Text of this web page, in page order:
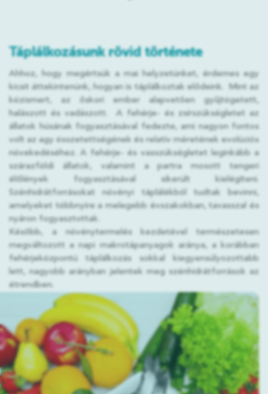
Táplálkozásunk rövid története
Ahhoz, hogy megértsük a mai helyzetünket, érdemes egy
kicsit áttekintenünk, hogyan is táplálkoztak elődeink. Mint az
közismert, az őskori ember alapvetően gyűjtögetett,
halászott és vadászott. A fehérje- és zsírszükségletet az
állatok húsának fogyasztásával fedezte, ami nagyon fontos
volt az agy összetettségének és relatív méretének evolúciós
növekedéséhez. A fehérje- és vasszükségletet leginkább a
szárazföldi állatok, valamint a partra mosott tengeri
élőlények fogyasztásával sikerült kielégíteni.
Szénhidrátforrásokat növényi táplálékból tudtak bevinni,
amelyeket többnyire a melegebb évszakokban, tavasszal és
nyáron fogyasztottak.
Később, a növénytermelés kezdetével természetesen
megváltozott a napi makrotápanyagok aránya, a korábban
fehérjeközpontú táplálkozás sokkal kiegyensúlyozottabb
lett, nagyobb arányban jelentek meg szénhidrátforrások az
étrendben.